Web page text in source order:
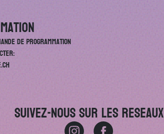
de programmation
Suivez-nous sur les reseaux